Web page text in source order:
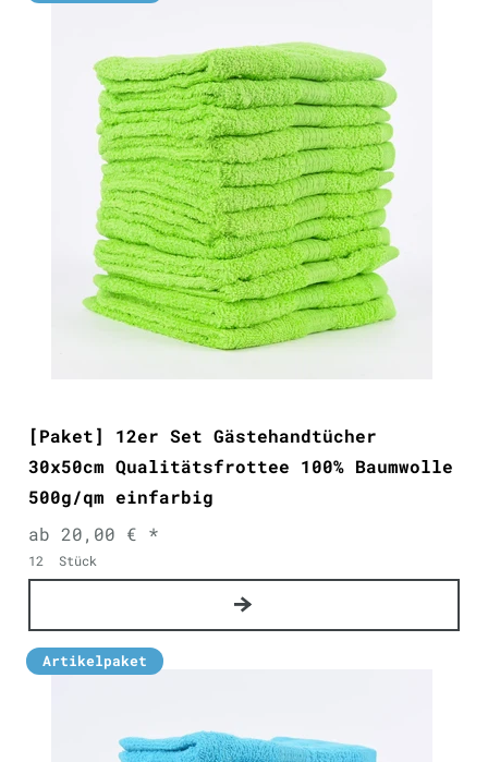
[Paket] 12er Set Gästehandtücher
30x50cm Qualitätsfrottee 100% Baumwolle
500g/qm einfarbig
ab 20,00 € *
12 Stück
Artikelpaket